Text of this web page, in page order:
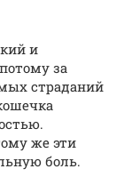
и
за
страданий
же эти
боль.